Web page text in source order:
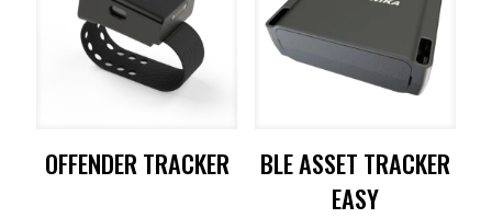
OFFENDER TRACKER
BLE ASSET TRACKER
EASY